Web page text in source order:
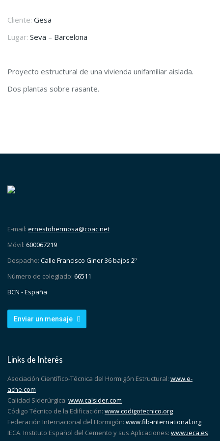
Cliente: Gesa
Lugar: Seva – Barcelona
Proyecto estructural de una vivienda unifamiliar aislada.
Dos plantas sobre rasante.
E-mail: ernestohermosa@coac.net
Móvil: 600067219
Despacho: Calle Francisco Giner 36 bajos 2º
Número de colegiado: 66511
BCN - España
Enviar un mensaje
Links de Interés
Asociación Científico-Técnica del Hormigón Estructural: www.e-
ache.com
Calidad Siderúrgica: www.calsider.com
Código Técnico de la Edificación: www.codigotecnico.org
Federación Internacional del Hormigón: www.fib-international.org
IECA. Instituto Español del Cemento y sus Aplicaciones: www.ieca.es